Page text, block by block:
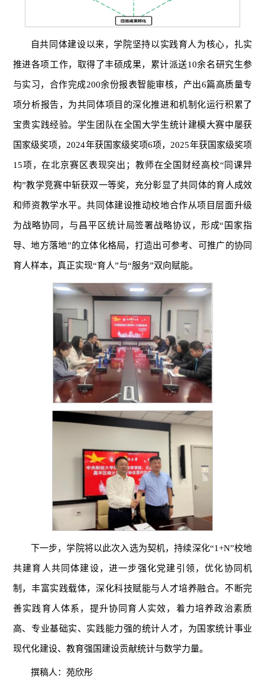
自共同体建设以来，学院坚持以实践育人为核心，扎实
推进各项工作，取得了丰硕成果，累计派送10余名研究生参
与实习，合作完成200余份报表智能审核，产出6篇高质量专
项分析报告，为共同体项目的深化推进和机制化运行积累了
宝贵实践经验。学生团队在全国大学生统计建模大赛中屡获
国家级奖项，2024年获国家级奖项6项，2025年获国家级奖项
15项，在北京赛区表现突出；教师在全国财经高校“同课异
构”教学竞赛中斩获双一等奖，充分彰显了共同体的育人成效
和师资教学水平。共同体建设推动校地合作从项目层面升级
为战略协同，与昌平区统计局签署战略协议，形成“国家指
导、地方落地”的立体化格局，打造出可参考、可推广的协同
育人样本，真正实现“育人”与“服务”双向赋能。
下一步，学院将以此次入选为契机，持续深化“1+N”校地
共建育人共同体建设，进一步强化党建引领，优化协同机
制，丰富实践载体，深化科技赋能与人才培养融合。不断完
善实践育人体系，提升协同育人实效，着力培养政治素质
高、专业基础实、实践能力强的统计人才，为国家统计事业
现代化建设、教育强国建设贡献统计与数学力量。
撰稿人：苑欣彤